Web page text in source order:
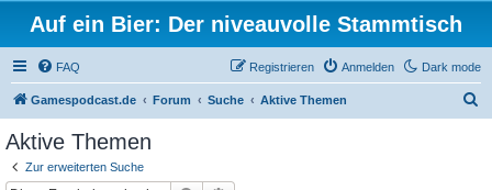
Auf ein Bier: Der niveauvolle Stammtisch
Dark mode
FAQ Anmelden
Registrieren
Gamespodcast.de Forum Suche Aktive Themen
Aktive Themen
Zur erweiterten Suche